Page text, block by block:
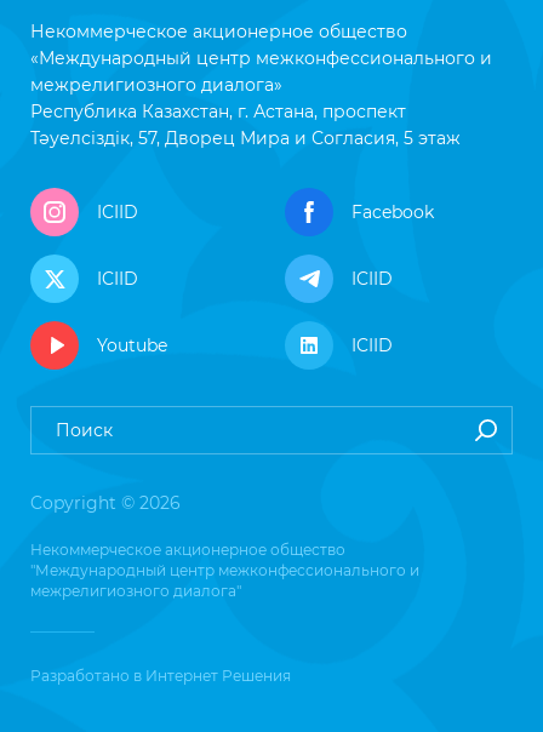
Некоммерческое акционерное общество
«Международный центр межконфессионального и
межрелигиозного диалога»
Республика Казахстан, г. Астана, проспект
Тәуелсіздік, 57, Дворец Мира и Согласия, 5 этаж
ICIID Facebook
ICIID ICIID
Youtube ICIID
Copyright © 2026
Некоммерческое акционерное общество
"Международный центр межконфессионального и
межрелигиозного диалога"
Разработано в Интернет Решения